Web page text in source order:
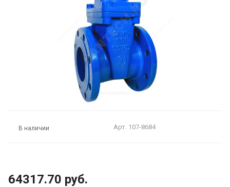
В наличии Арт. 107-8684
64317.70 руб.